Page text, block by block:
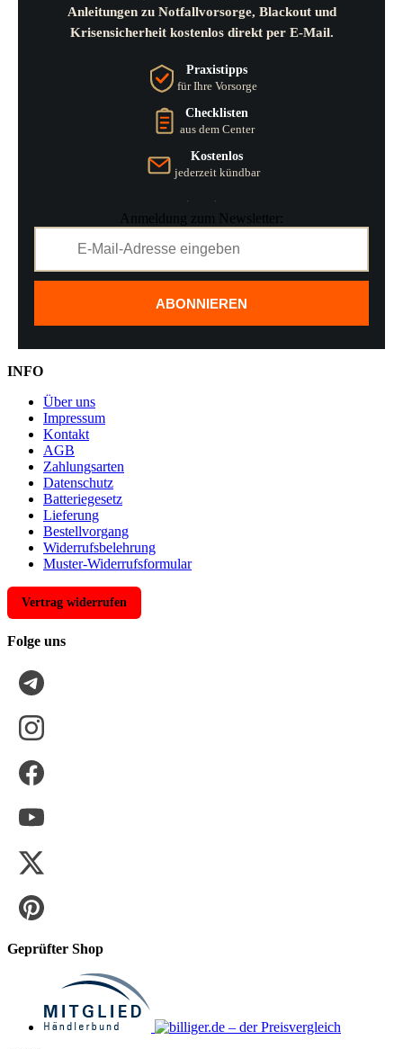
Anleitungen zu Notfallvorsorge, Blackout und
Krisensicherheit kostenlos direkt per E-Mail.
Praxistipps
für Ihre Vorsorge
Checklisten
aus dem Center
Kostenlos
jederzeit kündbar
Anmeldung zum Newsletter:
ABONNIEREN
INFO
Über uns
Impressum
Kontakt
AGB
Zahlungsarten
Datenschutz
Batteriegesetz
Lieferung
Bestellvorgang
Widerrufsbelehrung
Muster-Widerrufsformular
Vertrag widerrufen
Folge uns
Geprüfter Shop